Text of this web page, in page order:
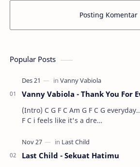
Posting Komentar
Popular Posts
Vanny Vabiola - Thank You For
(Intro) C G F C Am G F C G everyday.. when i'm with you..
F C i feels like it's a dre…
Last Child - Sekuat Hatimu